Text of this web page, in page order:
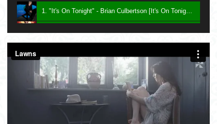
1. "It's On Tonight" - Brian Culbertson [It's On Tonight] 2005